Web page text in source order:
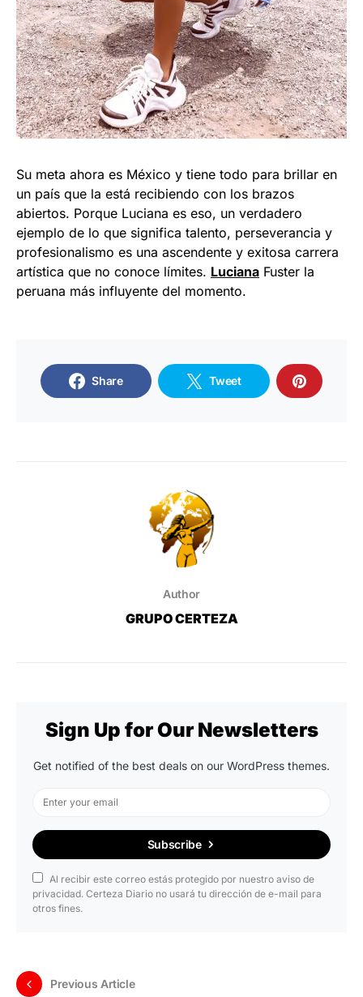
Su meta ahora es México y tiene todo para brillar en
un país que la está recibiendo con los brazos
abiertos. Porque Luciana es eso, un verdadero
ejemplo de lo que significa talento, perseverancia y
profesionalismo es una ascendente y exitosa carrera
artística que no conoce límites. Luciana Fuster la
peruana más influyente del momento.
Share Tweet
Author
GRUPO CERTEZA
Sign Up for Our Newsletters
Get notified of the best deals on our WordPress themes.
Subscribe
Al recibir este correo estás protegido por nuestro aviso de
privacidad. Certeza Diario no usará tu dirección de e-mail para
otros fines.
Previous Article